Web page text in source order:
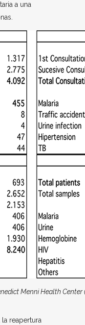
a una
Menni Health Center
reapertura